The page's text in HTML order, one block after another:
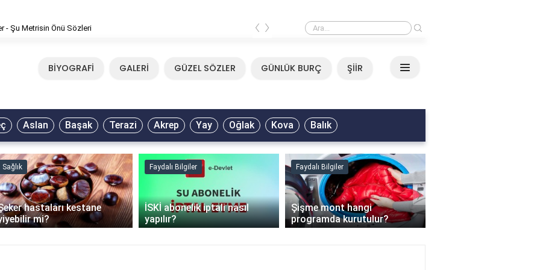
- Tavla Sözleri Neşet Ertaş - Yazımı Kışa Çevirdin Sözleri
‹ ›
BİYOGRAFİ GALERİ GÜZEL SÖZLER GÜNLÜK BURÇ ŞİİR
Aslan Başak Terazi Akrep Yay Oğlak Kova Balık
Sağlık
hastaları kestane
mi?
Faydalı Bilgiler
İSKİ abonelik iptali nasıl
yapılır?
Faydalı Bilgiler
Şişme mont hangi
programda kurutulur?
›